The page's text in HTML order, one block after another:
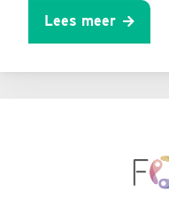
Lees meer